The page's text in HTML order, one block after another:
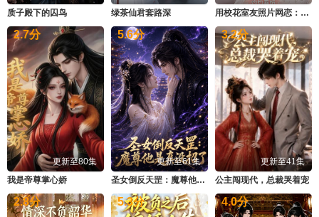
质子殿下的囚鸟
绿茶仙君套路深
用校花室友照片网恋：第二季，灼灼春焰
2.7分
更新至80集
我是帝尊掌心娇
5.6分
更新至61集
圣女倒反天罡：魔尊他是真没招了
3.2分
更新至41集
公主闯现代，总裁哭着宠
2.8分 5.3分 4.0分